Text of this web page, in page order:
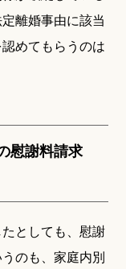
離婚事由に該当
めてもらうのは
慰謝料請求
たとしても、慰謝
のも、家庭内別